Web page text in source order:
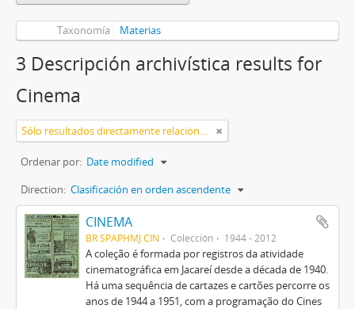
Taxonomía Materias
3 Descripción archivística results for
Cinema
Sólo resultados directamente relacionados
Ordenar por: Date modified
Direction: Clasificación en orden ascendente
CINEMA
BR SPAPHMJ CIN Colección 1944 - 2012
A coleção é formada por registros da atividade
cinematográfica em Jacareí desde a década de 1940.
Há uma sequência de cartazes e cartões percorre os
anos de 1944 a 1951, com a programação do Cines